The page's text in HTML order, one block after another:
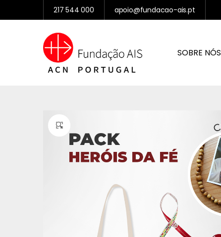
217 544 000 apoio@fundacao-ais.pt
SOBRE NÓS
🔍